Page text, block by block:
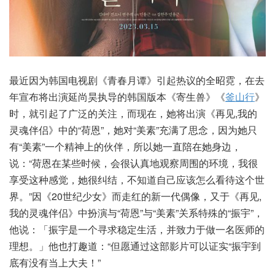
最近因为韩国电视剧《青春月谭》引起热议的全昭霓，在去
年宣布将出演延尚昊执导的韩国版本《寄生兽》《釜山行》
时，就引起了广泛的关注，而现在，她将出演《再见,我的
灵魂伴侣》中的“荷恩”，她对“美素”充满了思念，因为她只
有“美素”一个精神上的伙伴，所以她一直陪在她身边，
说：“荷恩在某些时候，会很认真地观察周围的环境，我很
享受这种感觉，她很纠结，不知道自己应该怎么看待这个世
界。”因《20世纪少女》而走红的新一代偶像，又于《再见,
我的灵魂伴侣》中扮演与“荷恩”与“美素”关系特殊的“振宇”，
他说：「振宇是一个寻求稳定生活，并致力于做一名医师的
理想。」他也打趣道：“但愿通过这部影片可以证实“振宇到
底有没有当上大夫！”